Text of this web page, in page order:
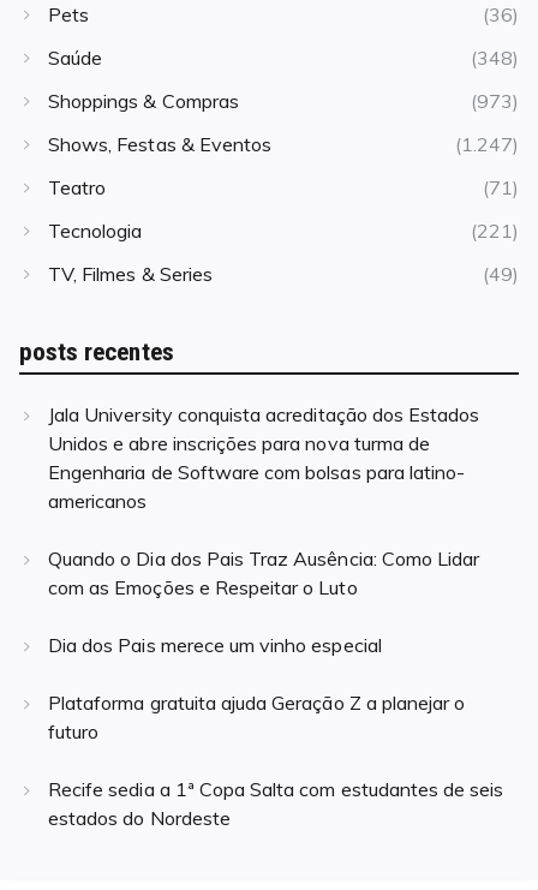
Pets
(36)
Saúde
(348)
Shoppings & Compras
(973)
Shows, Festas & Eventos
(1.247)
Teatro
(71)
Tecnologia
(221)
TV, Filmes & Series
(49)
posts recentes
Jala University conquista acreditação dos Estados
Unidos e abre inscrições para nova turma de
Engenharia de Software com bolsas para latino-
americanos
Quando o Dia dos Pais Traz Ausência: Como Lidar
com as Emoções e Respeitar o Luto
Dia dos Pais merece um vinho especial
Plataforma gratuita ajuda Geração Z a planejar o
futuro
Recife sedia a 1ª Copa Salta com estudantes de seis
estados do Nordeste